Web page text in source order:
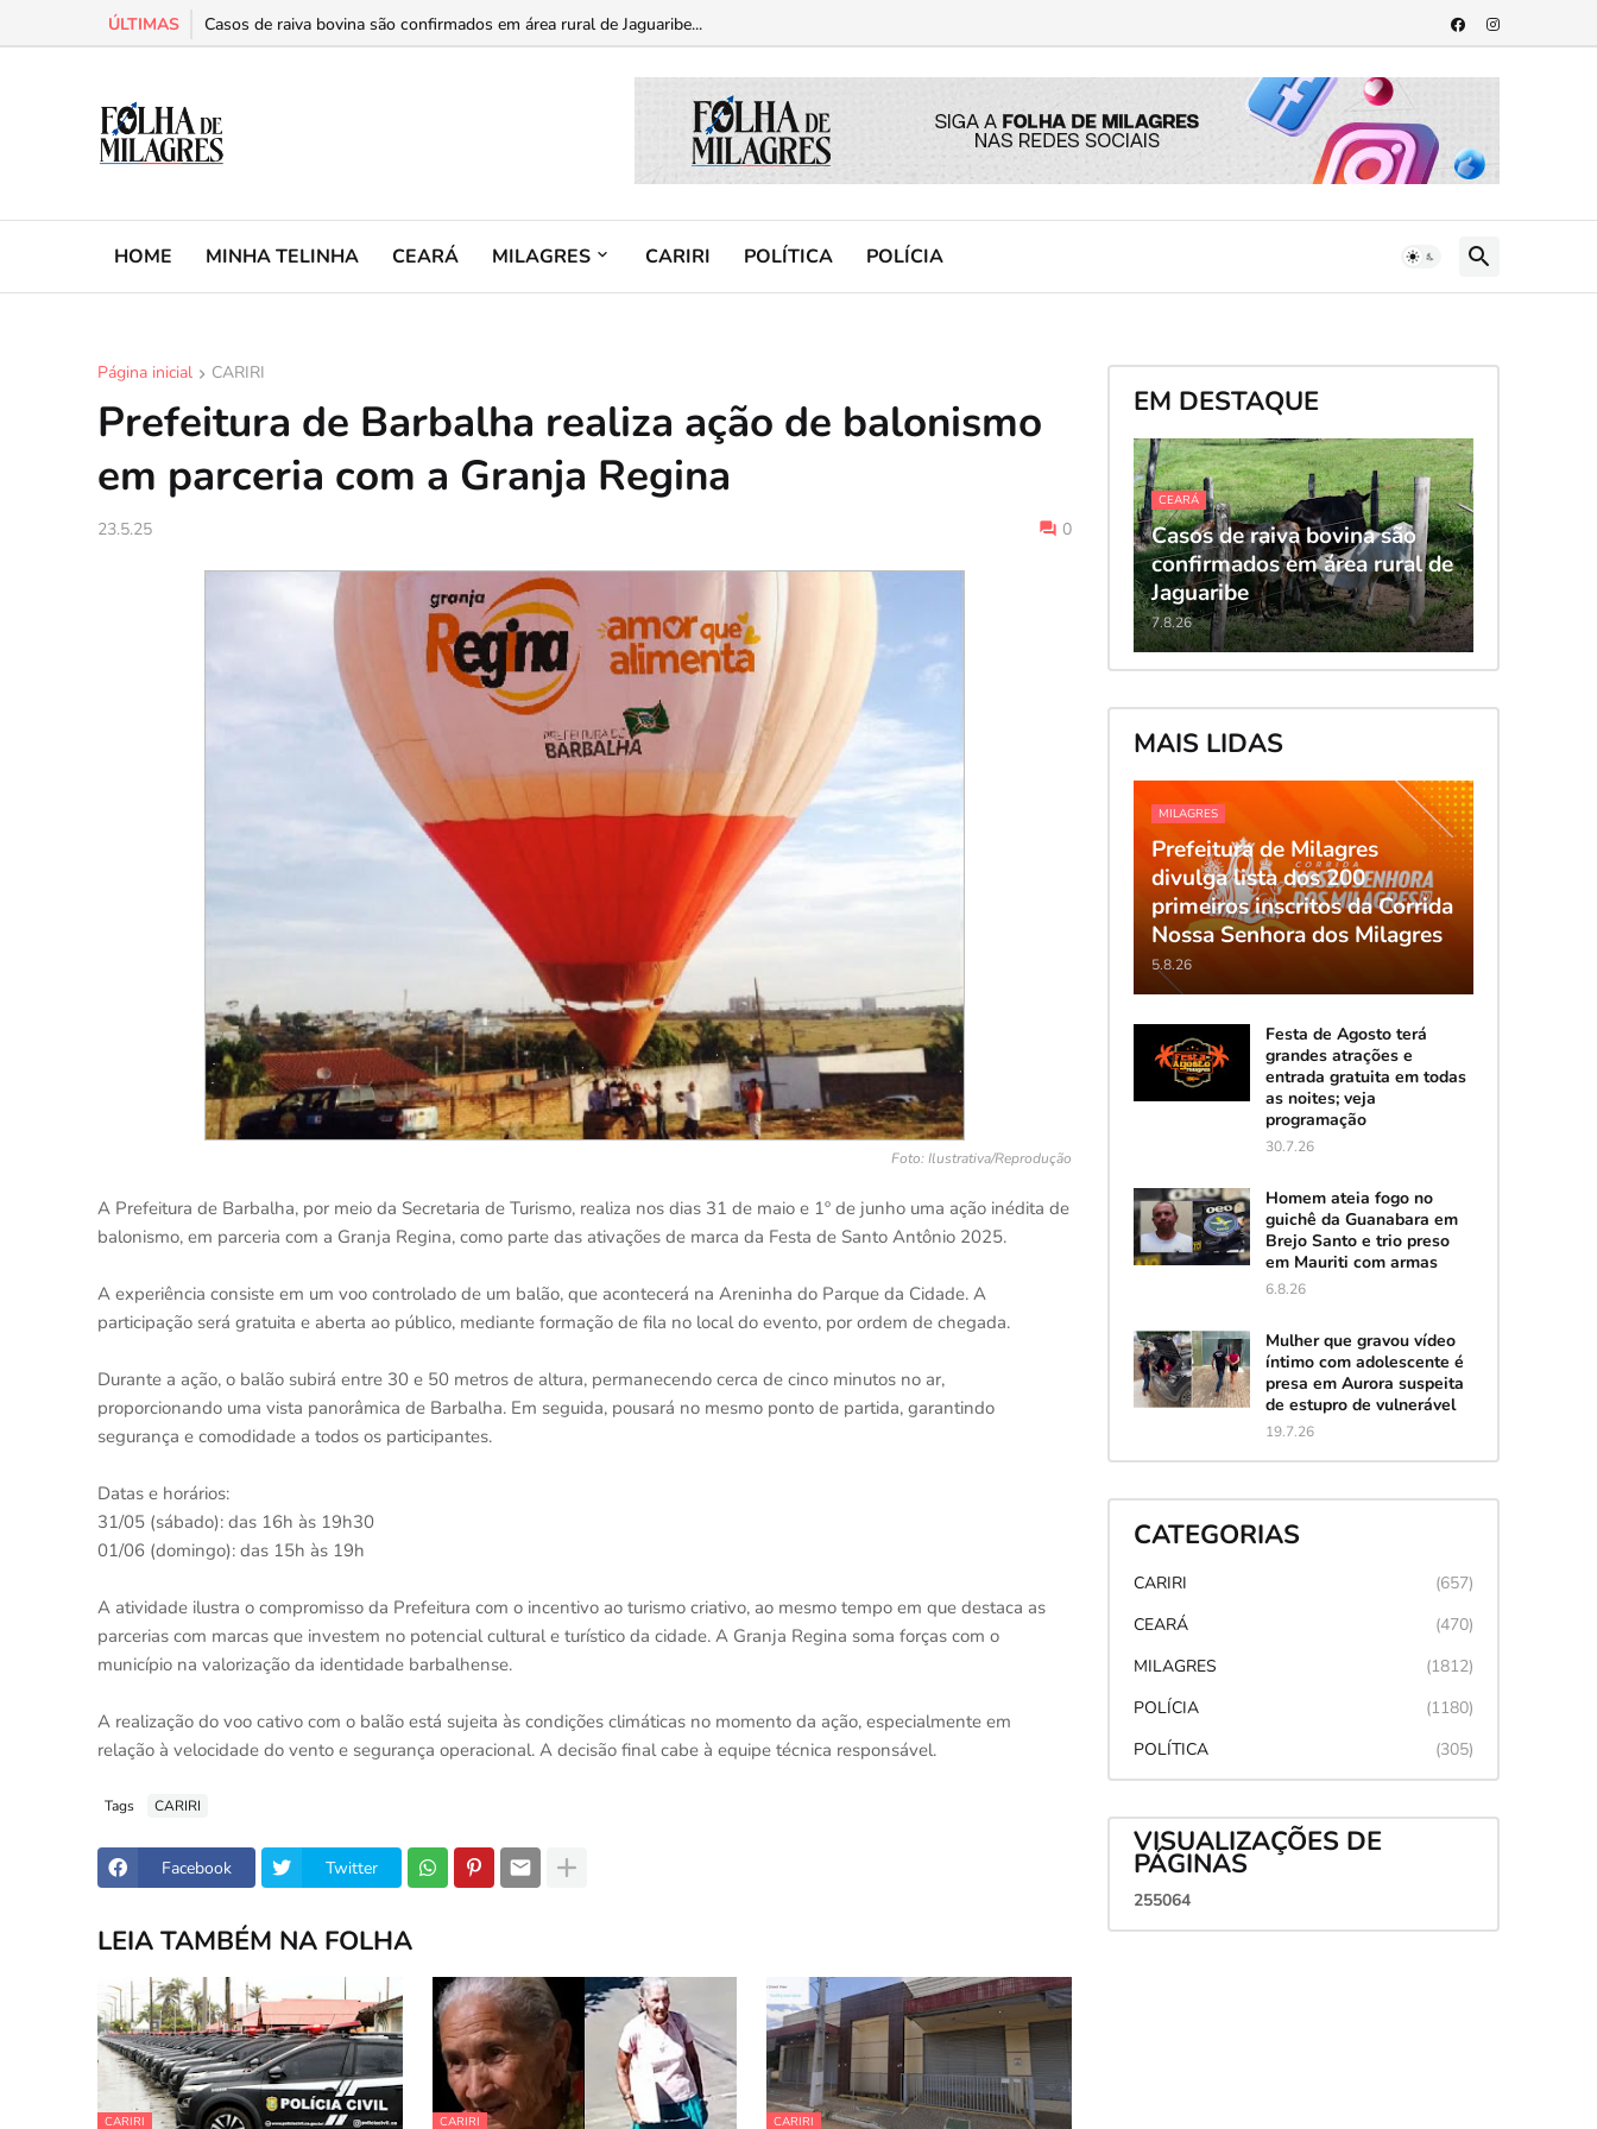
ÚLTIMAS Casos de raiva bovina são confirmados em área rural de Jaguaribe...
Milagres abre exposição “As Faces que Fizeram a História” em celebração aos 180 anos do município...
HOME MINHA TELINHA CEARÁ MILAGRES CARIRI POLÍTICA POLÍCIA
Página inicial CARIRI
Prefeitura de Barbalha realiza ação de balonismo
em parceria com a Granja Regina
23.5.25 0
Foto: Ilustrativa/Reprodução
A Prefeitura de Barbalha, por meio da Secretaria de Turismo, realiza nos dias 31 de maio e 1º de junho uma ação inédita de
balonismo, em parceria com a Granja Regina, como parte das ativações de marca da Festa de Santo Antônio 2025.
A experiência consiste em um voo controlado de um balão, que acontecerá na Areninha do Parque da Cidade. A
participação será gratuita e aberta ao público, mediante formação de fila no local do evento, por ordem de chegada.
Durante a ação, o balão subirá entre 30 e 50 metros de altura, permanecendo cerca de cinco minutos no ar,
proporcionando uma vista panorâmica de Barbalha. Em seguida, pousará no mesmo ponto de partida, garantindo
segurança e comodidade a todos os participantes.
Datas e horários:
31/05 (sábado): das 16h às 19h30
01/06 (domingo): das 15h às 19h
A atividade ilustra o compromisso da Prefeitura com o incentivo ao turismo criativo, ao mesmo tempo em que destaca as
parcerias com marcas que investem no potencial cultural e turístico da cidade. A Granja Regina soma forças com o
município na valorização da identidade barbalhense.
A realização do voo cativo com o balão está sujeita às condições climáticas no momento da ação, especialmente em
relação à velocidade do vento e segurança operacional. A decisão final cabe à equipe técnica responsável.
Tags CARIRI
Facebook Twitter
LEIA TAMBÉM NA FOLHA
CARIRI CARIRI CARIRI
EM DESTAQUE
CEARÁ
Casos de raiva bovina são
confirmados em área rural de
Jaguaribe
7.8.26
MAIS LIDAS
MILAGRES
Prefeitura de Milagres
divulga lista dos 200
primeiros inscritos da Corrida
Nossa Senhora dos Milagres
5.8.26
Festa de Agosto terá
grandes atrações e
entrada gratuita em todas
as noites; veja
programação
30.7.26
Homem ateia fogo no
guichê da Guanabara em
Brejo Santo e trio preso
em Mauriti com armas
6.8.26
Mulher que gravou vídeo
íntimo com adolescente é
presa em Aurora suspeita
de estupro de vulnerável
19.7.26
CATEGORIAS
CARIRI
(657)
CEARÁ
(470)
MILAGRES
(1812)
POLÍCIA
(1180)
POLÍTICA
(305)
VISUALIZAÇÕES DE
PÁGINAS
255064